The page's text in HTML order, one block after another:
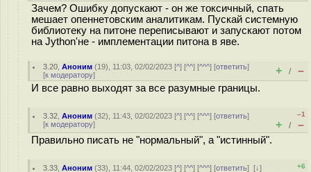
Зачем? Ошибку допускают - он же токсичный, спать
мешает опеннетовским аналитикам. Пускай системную
библиотеку на питоне переписывают и запускают потом
на Jython'не - имплементации питона в яве.
3.20 ,Аноним (19), 11:03, 02/02/2023 [^] [^^] [^^^] [ответить]
[к модератору] + / –
И все равно выходят за все разумные границы.
3.32 ,Аноним (32), 11:43, 02/02/2023 [^] [^^] [^^^] [ответить]
[к модератору]
–1
+ / –
Правильно писать не "нормальный", а "истинный".
3.33 ,Аноним (33), 11:44, 02/02/2023 [^] [^^] [^^^] [ответить][↓]
+6